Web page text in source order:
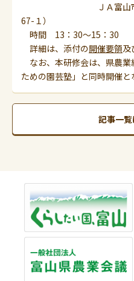
ＪＡ富山市物流セ
67-１）
時間 13：30～15：30
詳細は、添付の開催要領及
なお、本研修会は、県農業
ための園芸塾」と同時開催と
記事一